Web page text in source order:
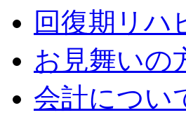
回復期リハ
お見舞いの
会計につい